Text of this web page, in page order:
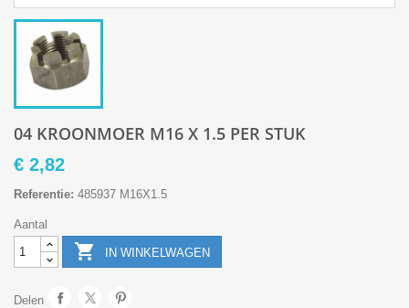
04 KROONMOER M16 X 1.5 PER STUK
€ 2,82
Referentie: 485937 M16X1.5
Aantal
 IN WINKELWAGEN
Delen